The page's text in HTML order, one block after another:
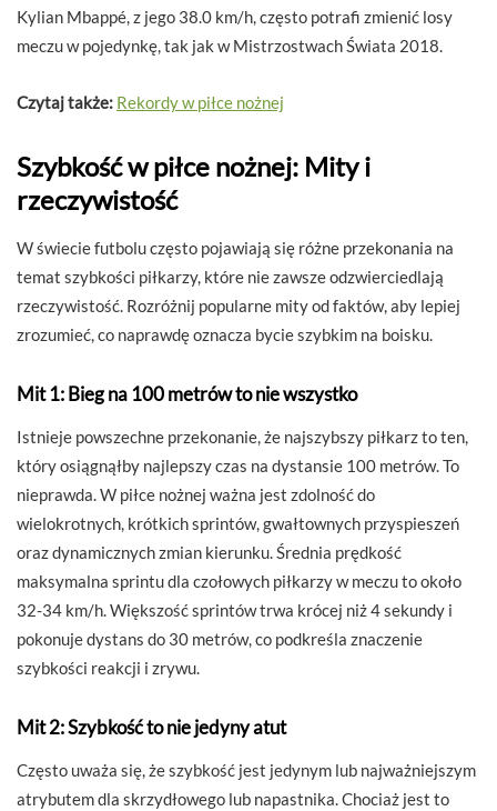
Kylian Mbappé, z jego 38.0 km/h, często potrafi zmienić losy
meczu w pojedynkę, tak jak w Mistrzostwach Świata 2018.
Czytaj także: Rekordy w piłce nożnej
Szybkość w piłce nożnej: Mity i
rzeczywistość
W świecie futbolu często pojawiają się różne przekonania na
temat szybkości piłkarzy, które nie zawsze odzwierciedlają
rzeczywistość. Rozróżnij popularne mity od faktów, aby lepiej
zrozumieć, co naprawdę oznacza bycie szybkim na boisku.
Mit 1: Bieg na 100 metrów to nie wszystko
Istnieje powszechne przekonanie, że najszybszy piłkarz to ten,
który osiągnąłby najlepszy czas na dystansie 100 metrów. To
nieprawda. W piłce nożnej ważna jest zdolność do
wielokrotnych, krótkich sprintów, gwałtownych przyspieszeń
oraz dynamicznych zmian kierunku. Średnia prędkość
maksymalna sprintu dla czołowych piłkarzy w meczu to około
32-34 km/h. Większość sprintów trwa krócej niż 4 sekundy i
pokonuje dystans do 30 metrów, co podkreśla znaczenie
szybkości reakcji i zrywu.
Mit 2: Szybkość to nie jedyny atut
Często uważa się, że szybkość jest jedynym lub najważniejszym
atrybutem dla skrzydłowego lub napastnika. Chociaż jest to